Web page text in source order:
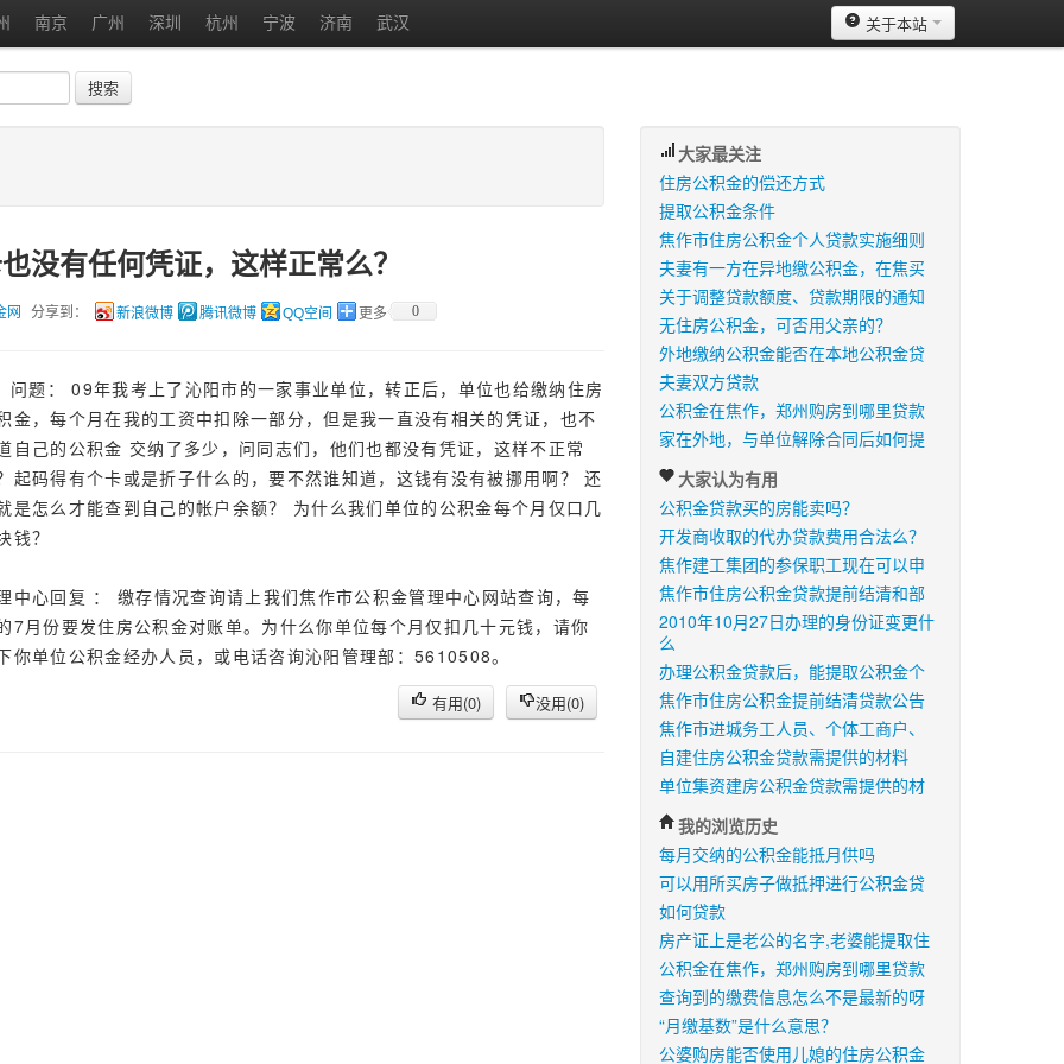
关于本站
南京 广州 深圳 杭州 宁波 济南 武汉
搜索
没有任何凭证，这样正常么？
网 分享到： 新浪微博 腾讯微博 QQ空间 更多 0
问题： 09年我考上了沁阳市的一家事业单位，转正后，单位也给缴纳住房
金，每个月在我的工资中扣除一部分，但是我一直没有相关的凭证，也不
自己的公积金 交纳了多少，问同志们，他们也都没有凭证，这样不正常
起码得有个卡或是折子什么的，要不然谁知道，这钱有没有被挪用啊？ 还
是怎么才能查到自己的帐户余额？ 为什么我们单位的公积金每个月仅口几
钱？
中心回复 ： 缴存情况查询请上我们焦作市公积金管理中心网站查询，每
7月份要发住房公积金对账单。为什么你单位每个月仅扣几十元钱，请你
你单位公积金经办人员，或电话咨询沁阳管理部：5610508。
有用(0) 没用(0)
大家最关注
住房公积金的偿还方式
提取公积金条件
焦作市住房公积金个人贷款实施细则
夫妻有一方在异地缴公积金，在焦买
关于调整贷款额度、贷款期限的通知
无住房公积金，可否用父亲的？
外地缴纳公积金能否在本地公积金贷
夫妻双方贷款
公积金在焦作，郑州购房到哪里贷款
家在外地，与单位解除合同后如何提
大家认为有用
公积金贷款买的房能卖吗？
开发商收取的代办贷款费用合法么？
焦作建工集团的参保职工现在可以申
焦作市住房公积金贷款提前结清和部
2010年10月27日办理的身份证变更什
么
办理公积金贷款后，能提取公积金个
焦作市住房公积金提前结清贷款公告
焦作市进城务工人员、个体工商户、
自建住房公积金贷款需提供的材料
单位集资建房公积金贷款需提供的材
我的浏览历史
每月交纳的公积金能抵月供吗
可以用所买房子做抵押进行公积金贷
如何贷款
房产证上是老公的名字,老婆能提取住
公积金在焦作，郑州购房到哪里贷款
查询到的缴费信息怎么不是最新的呀
“月缴基数”是什么意思？
公婆购房能否使用儿媳的住房公积金